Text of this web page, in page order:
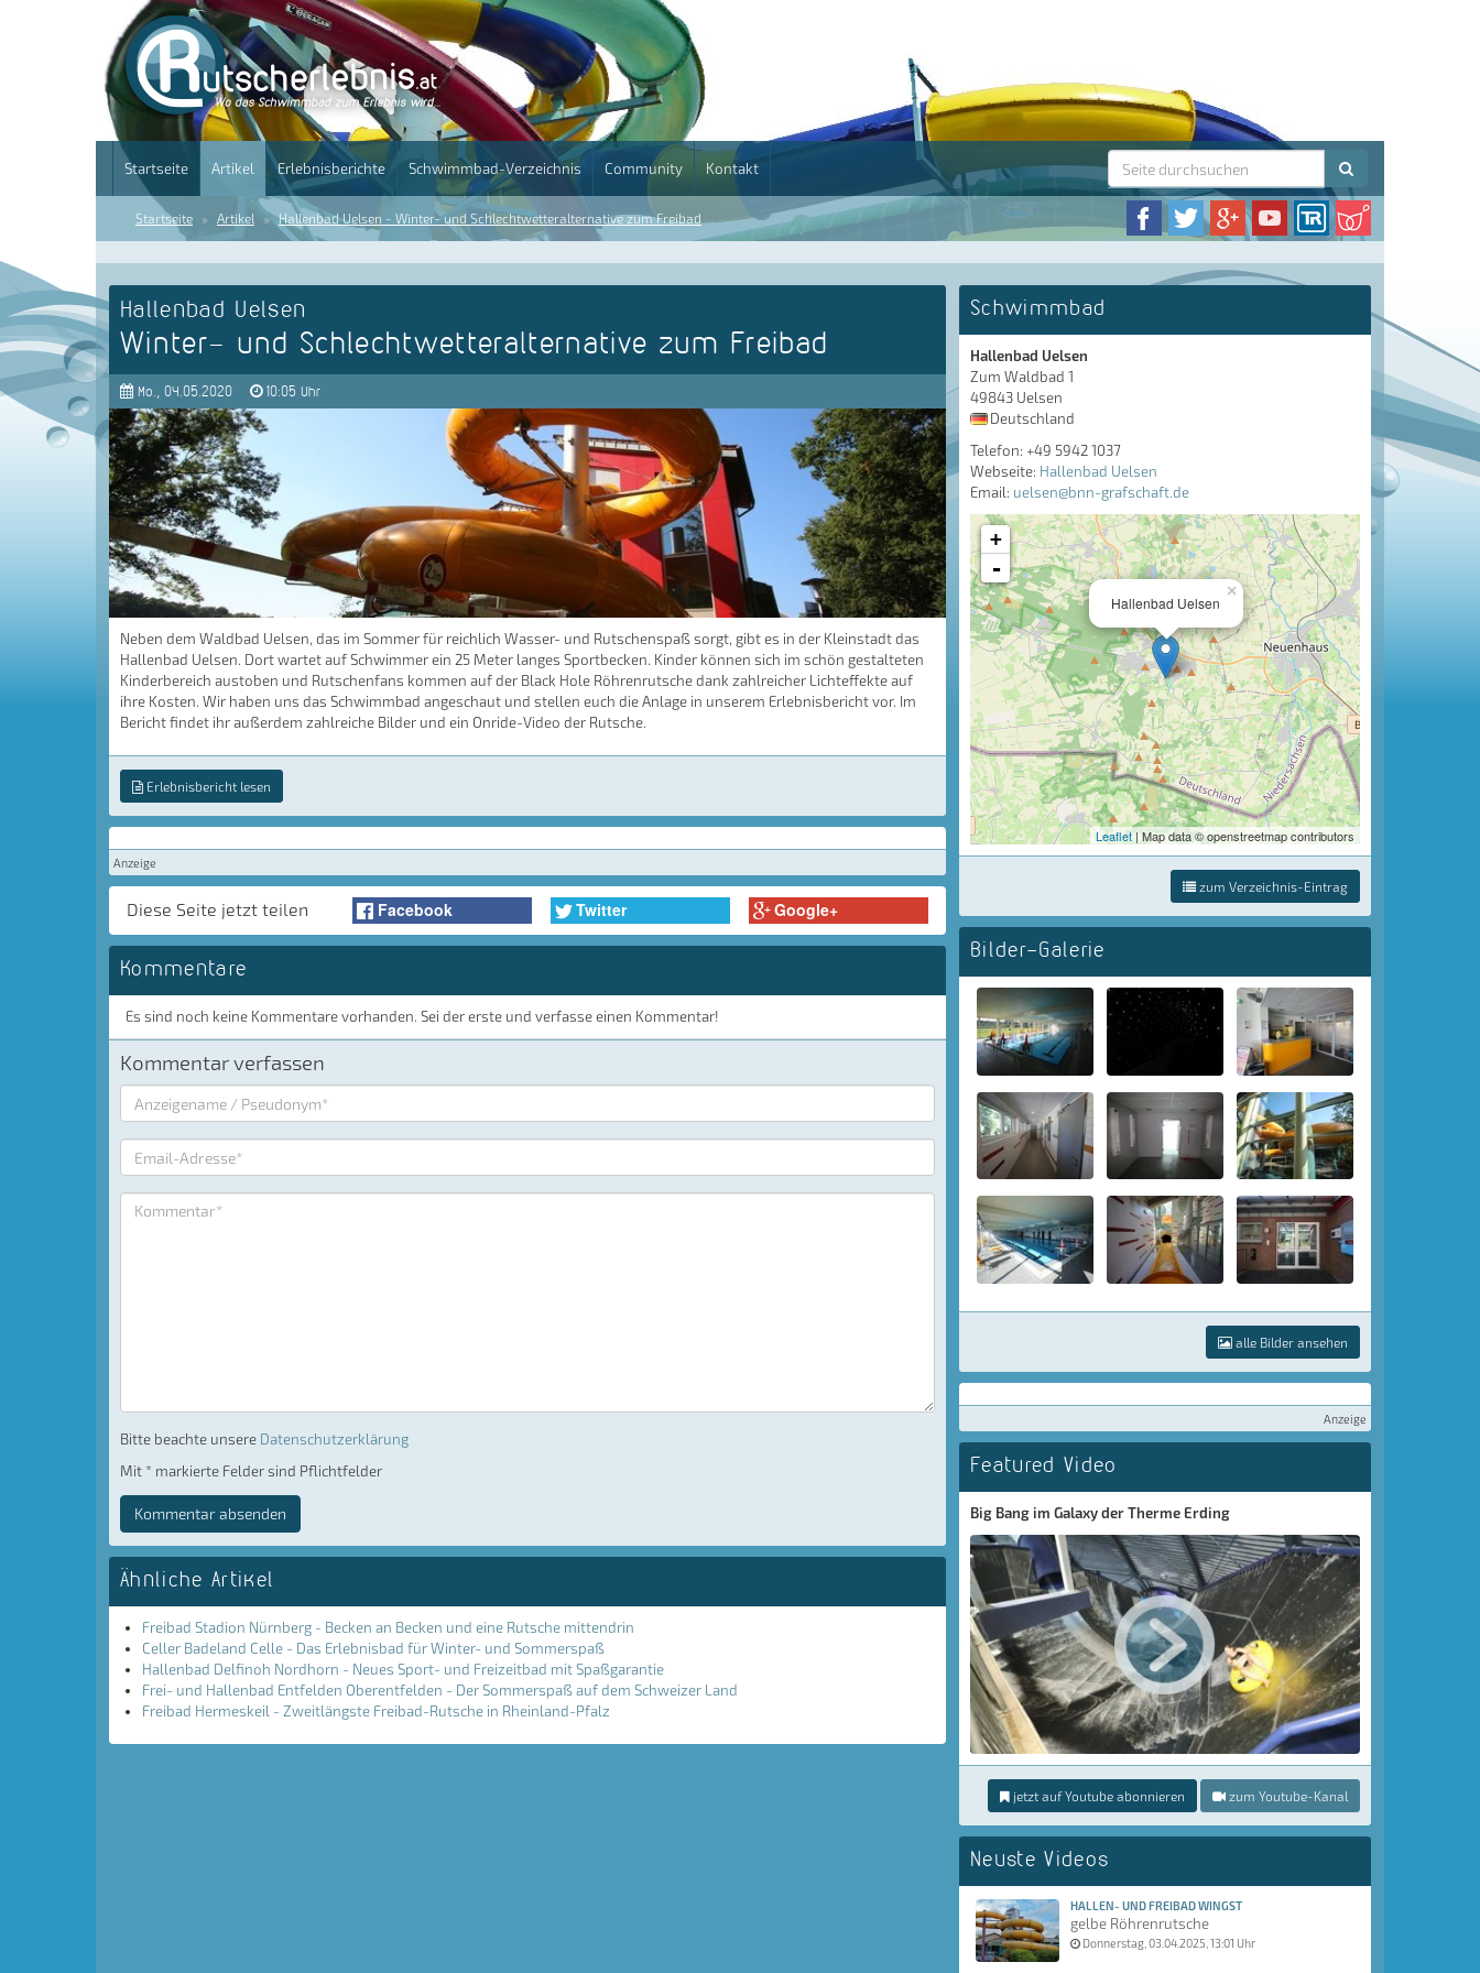
Startseite Artikel Erlebnisberichte Schwimmbad-Verzeichnis Community Kontakt
Startseite Artikel Hallenbad Uelsen - Winter- und Schlechtwetteralternative zum Freibad
Hallenbad Uelsen
Winter- und Schlechtwetteralternative zum Freibad
Mo., 04.05.2020 10:05 Uhr
Neben dem Waldbad Uelsen, das im Sommer für reichlich Wasser- und Rutschenspaß sorgt, gibt es in der Kleinstadt das
Hallenbad Uelsen. Dort wartet auf Schwimmer ein 25 Meter langes Sportbecken. Kinder können sich im schön gestalteten
Kinderbereich austoben und Rutschenfans kommen auf der Black Hole Röhrenrutsche dank zahlreicher Lichteffekte auf
ihre Kosten. Wir haben uns das Schwimmbad angeschaut und stellen euch die Anlage in unserem Erlebnisbericht vor. Im
Bericht findet ihr außerdem zahlreiche Bilder und ein Onride-Video der Rutsche.
Erlebnisbericht lesen
Anzeige
Diese Seite jetzt teilen Facebook Twitter Google+
Kommentare
Es sind noch keine Kommentare vorhanden. Sei der erste und verfasse einen Kommentar!
Kommentar verfassen
Bitte beachte unsere Datenschutzerklärung
Mit * markierte Felder sind Pflichtfelder
Kommentar absenden
Ähnliche Artikel
Freibad Stadion Nürnberg - Becken an Becken und eine Rutsche mittendrin
Celler Badeland Celle - Das Erlebnisbad für Winter- und Sommerspaß
Hallenbad Delfinoh Nordhorn - Neues Sport- und Freizeitbad mit Spaßgarantie
Frei- und Hallenbad Entfelden Oberentfelden - Der Sommerspaß auf dem Schweizer Land
Freibad Hermeskeil - Zweitlängste Freibad-Rutsche in Rheinland-Pfalz
Schwimmbad
Hallenbad Uelsen
Zum Waldbad 1
49843 Uelsen
Deutschland
Telefon: +49 5942 1037
Webseite: Hallenbad Uelsen
Email: uelsen@bnn-grafschaft.de
×
Hallenbad Uelsen
+
-
Leaflet | Map data © openstreetmap contributors
zum Verzeichnis-Eintrag
Bilder-Galerie
alle Bilder ansehen
Anzeige
Featured Video
Big Bang im Galaxy der Therme Erding
jetzt auf Youtube abonnieren zum Youtube-Kanal
Neuste Videos
HALLEN- UND FREIBAD WINGST
gelbe Röhrenrutsche
Donnerstag, 03.04.2025, 13:01 Uhr